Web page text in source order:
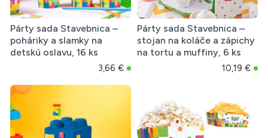
Párty sada Stavebnica –
poháriky a slamky na
detskú oslavu, 16 ks
3,66 €
Párty sada Stavebnica –
stojan na koláče a zápichy
na tortu a muffiny, 6 ks
10,19 €